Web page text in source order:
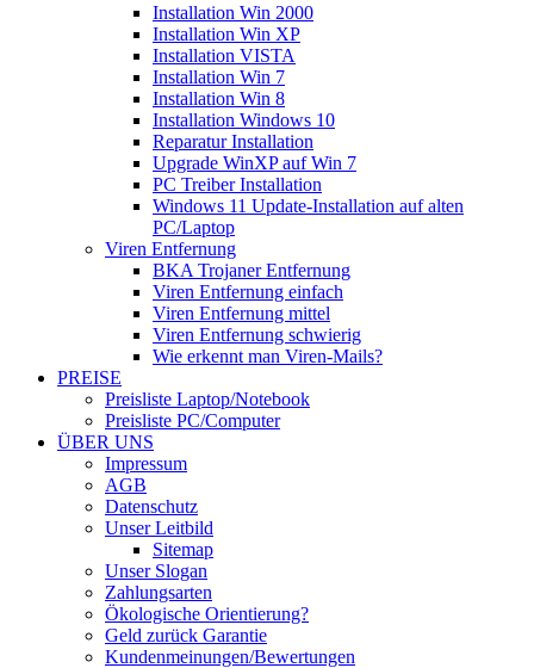
Installation Win 2000
Installation Win XP
Installation VISTA
Installation Win 7
Installation Win 8
Installation Windows 10
Reparatur Installation
Upgrade WinXP auf Win 7
PC Treiber Installation
Windows 11 Update-Installation auf alten
PC/Laptop
Viren Entfernung
BKA Trojaner Entfernung
Viren Entfernung einfach
Viren Entfernung mittel
Viren Entfernung schwierig
Wie erkennt man Viren-Mails?
PREISE
Preisliste Laptop/Notebook
Preisliste PC/Computer
ÜBER UNS
Impressum
AGB
Datenschutz
Unser Leitbild
Sitemap
Unser Slogan
Zahlungsarten
Ökologische Orientierung?
Geld zurück Garantie
Kundenmeinungen/Bewertungen